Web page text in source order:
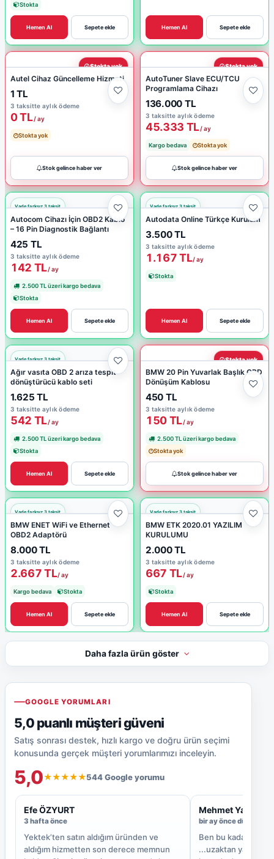
Stokta
Sepete ekle
Hemen Al Sepete ekle
Hemen Al
Stokta yok
Autel Cihaz Güncelleme Hizmeti
1 TL
3 taksitte aylık ödeme
0 TL/ ay
Stokta yok
Stok gelince haber ver
Stokta yok
AutoTuner Slave ECU/TCU
Programlama Cihazı
136.000 TL
3 taksitte aylık ödeme
45.333 TL/ ay
Kargo bedava Stokta yok
Stok gelince haber ver
Autocom Cihazı İçin OBD2 Kablo
– 16 Pin Diagnostik Bağlantı
425 TL
3 taksitte aylık ödeme
142 TL/ ay
2.500 TL üzeri kargo bedava
Stokta
Sepete ekle
Hemen Al
Autodata Online Türkçe Kurulum
3.500 TL
3 taksitte aylık ödeme
1.167 TL/ ay
Stokta
Sepete ekle
Hemen Al
Ağır vasıta OBD 2 arıza tespit
dönüştürücü kablo seti
1.625 TL
3 taksitte aylık ödeme
542 TL/ ay
2.500 TL üzeri kargo bedava
Stokta
Sepete ekle
Hemen Al
Stokta yok
BMW 20 Pin Yuvarlak Başlık OBD
Dönüşüm Kablosu
450 TL
3 taksitte aylık ödeme
150 TL/ ay
2.500 TL üzeri kargo bedava
Stokta yok
Stok gelince haber ver
BMW ENET WiFi ve Ethernet
OBD2 Adaptörü
8.000 TL
3 taksitte aylık ödeme
2.667 TL/ ay
Kargo bedava Stokta
Sepete ekle
Hemen Al
BMW ETK 2020.01 YAZILIM
KURULUMU
2.000 TL
3 taksitte aylık ödeme
667 TL/ ay
Stokta
Sepete ekle
Hemen Al
Daha fazla ürün göster
GOOGLE YORUMLARI
5,0 puanlı müşteri güveni
Satış sonrası destek, hızlı kargo ve doğru ürün seçimi
konusunda gerçek müşteri yorumlarımızı inceleyin.
5,0★★★★★544 Google yorumu
Efe ÖZYURT
3 hafta önce
Yektek’ten satın aldığım üründen ve
aldığım hizmetten son derece memnun
Mehmet Yaşar
bir ay önce
Ben bu kadar ilgili
...uzaktan yardım